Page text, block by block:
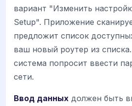
вариант "Изменить
Setup". Приложение
предложит список
ваш новый роутер из
система попросит ввести
сети.
Ввод данных должен быть